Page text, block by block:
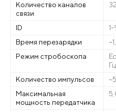
Количество каналов
связи
ID
Время перезарядки
Режим стробоскопа
Количество импульсов
Максимальная
мощность передатчика